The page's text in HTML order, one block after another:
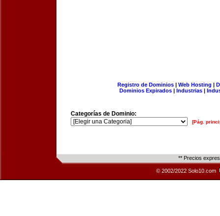
Registro de Dominios| Web Hosting |
Dominios Expirados | Industrias |
Categorías de Dominio:
[Pág.
** Precios
© 2002/2022 Solo10.com